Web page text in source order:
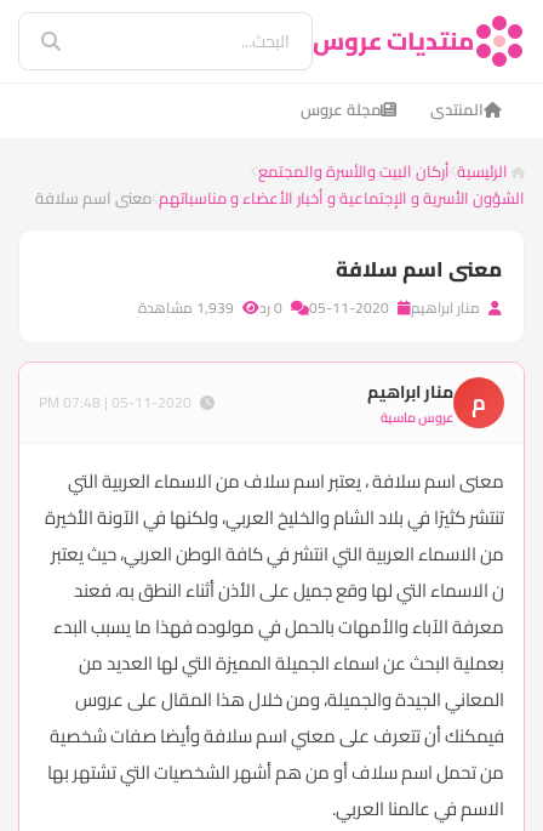
منتديات عروس
المنتدى مجلة عروس
الرئيسية أركان البيت والأسرة والمجتمع
الشؤون الأسرية و الإجتماعية و أخبار الأعضاء و مناسباتهم معنى اسم سلافة
معنى اسم سلافة
منار ابراهيم
م منار ابراهيم
عروس ماسية
معنى اسم سلافة ، يعتبر اسم سلاف من الاسماء العربية التي
تنتشر كثيرًا في بلاد الشام والخليخ العربي، ولكنها في الآونة الأخيرة
من الاسماء العربية التي انتشر في كافة الوطن العربي، حيث يعتبر
ن الاسماء التي لها وقع جميل على الأذن أثناء النطق به، فعند
معرفة الآباء والأمهات بالحمل في مولوده فهذا ما يسبب البدء
بعملية البحث عن اسماء الجميلة المميزة التي لها العديد من
المعاني الجيدة والجميلة، ومن خلال هذا المقال على عروس
فيمكنك أن تتعرف على معني اسم سلافة وأيضا صفات شخصية
من تحمل اسم سلاف أو من هم أشهر الشخصيات التي تشتهر بها
الاسم في عالمنا العربي.